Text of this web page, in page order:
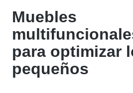
Muebles
para optimizar
pequeños